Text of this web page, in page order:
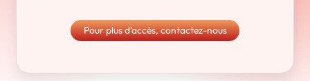
Pour plus d’accès, contactez-nous